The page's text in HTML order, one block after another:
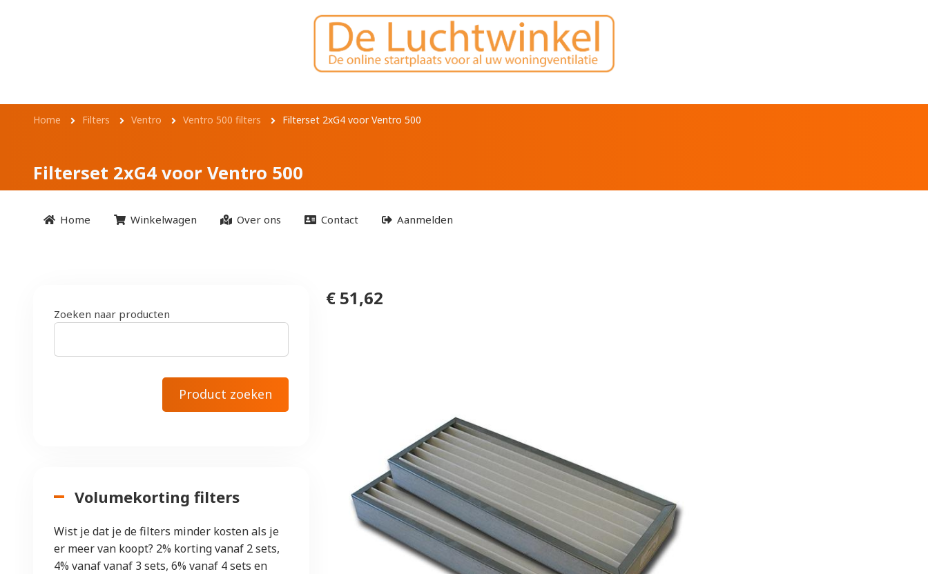
Filterset 2xG4 voor Ventro 500
Kruimelpad
Home Filters Ventro Ventro 500 filters Filterset 2xG4 voor Ventro 500
Filterset 2xG4 voor Ventro 500
Home Winkelwagen Over ons Contact Aanmelden
€ 51,62
Zoeken naar producten
Volumekorting filters
Wist je dat je de filters minder kosten als je
er meer van koopt? 2% korting vanaf 2 sets,
4% vanaf vanaf 3 sets, 6% vanaf 4 sets en